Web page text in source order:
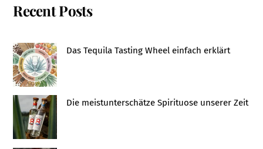
Recent Posts
Das Tequila Tasting Wheel einfach erklärt
Die meistunterschätze Spirituose unserer Zeit